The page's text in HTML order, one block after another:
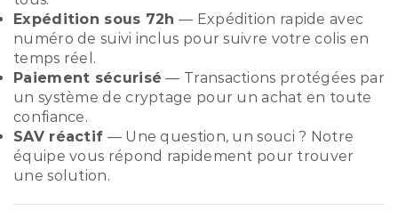
Expédition sous 72h — Expédition rapide avec
numéro de suivi inclus pour suivre votre colis en
temps réel.
Paiement sécurisé — Transactions protégées par
un système de cryptage pour un achat en toute
confiance.
SAV réactif — Une question, un souci ? Notre
équipe vous répond rapidement pour trouver
une solution.